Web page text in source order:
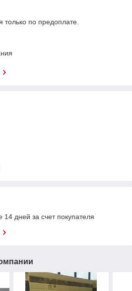
только по предоплате.
14 дней за счет покупателя